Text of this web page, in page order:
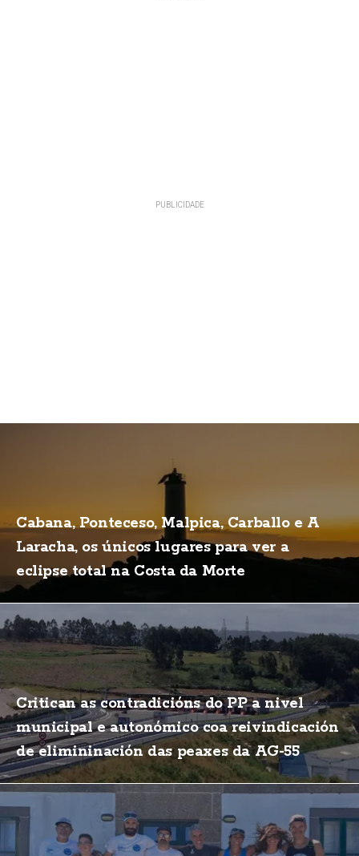
Cabana, Ponteceso, Malpica, Carballo e A
Laracha, os únicos lugares para ver a
eclipse total na Costa da Morte
Critican as contradicións do PP a nivel
municipal e autonómico coa reivindicación
de elimininación das peaxes da AG-55